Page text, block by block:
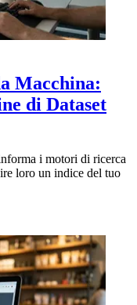
Macchina:
di Dataset
i motori di ricerca
loro un indice del tuo